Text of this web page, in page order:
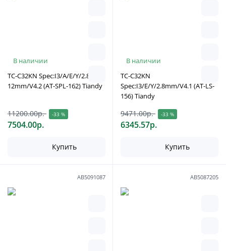
В наличии
TC-C32KN Spec:I3/A/E/Y/2.8-
12mm/V4.2 (AT-SPL-162) Tiandy
11200.00р. -33 %
7504.00р.
Купить
В наличии
TC-C32KN
Spec:I3/E/Y/2.8mm/V4.1 (AT-LS-
156) Tiandy
9471.00р. -33 %
6345.57р.
Купить
АВ5091087 АВ5087205